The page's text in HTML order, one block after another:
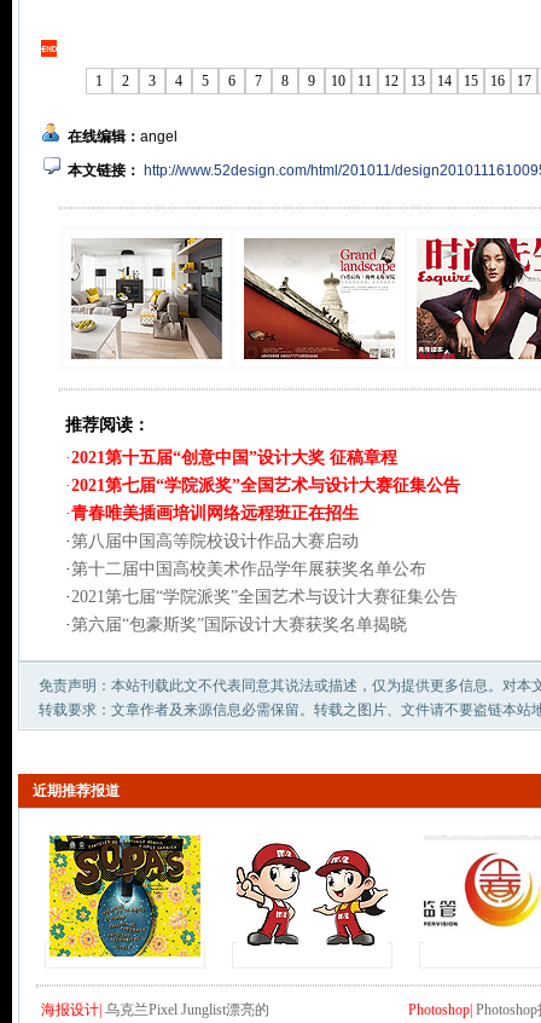
1 2 3 4 5 6 7 8 9 10 11 12 13 14 15 16 17
在线编辑： angel
本文链接：
http://www.52design.com/html/201011/
推荐阅读：
·2021第十五届“创意中国”设计大奖 征稿章程
·2021第七届“学院派奖”全国艺术与设计大赛征集公告
·青春唯美插画培训网络远程班正在招生
·第八届中国高等院校设计作品大赛启动
·第十二届中国高校美术作品学年展获奖名单公布
·2021第七届“学院派奖”全国艺术与设计大赛征集公告
·第六届“包豪斯奖”国际设计大赛获奖名单揭晓
免责声明：本站刊载此文不代表同意其说法或描述，仅为提供更多信息。对本
转载要求：文章作者及来源信息必需保留。转载之图片、文件请不要盗链本站
近期推荐报道
海报设计| 乌克兰Pixel Junglist漂亮的 Photoshop|